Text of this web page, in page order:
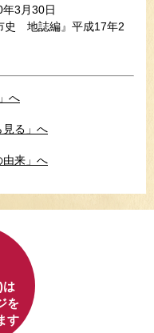
3月30日
史 地誌編』平成17年2
へ
見る」へ
由来」へ
は
を
す